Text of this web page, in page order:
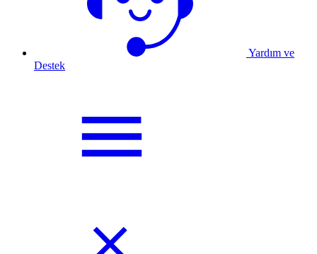
Yardım ve
Destek